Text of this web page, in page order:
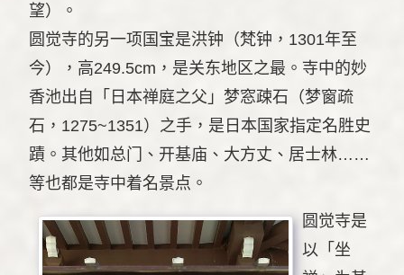
望）。
圆觉寺的另一项国宝是洪钟（梵钟，1301年至
今），高249.5cm，是关东地区之最。寺中的妙
香池出自「日本禅庭之父」梦窓疎石（梦窗疏
石，1275~1351）之手，是日本国家指定名胜史
蹟。其他如总门、开基庙、大方丈、居士林……
等也都是寺中着名景点。
圆觉寺是
以「坐